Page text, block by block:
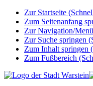
Zur Startseite
Zum Seitenanfang
Zur Navigation/
Zur Suche springen
Zum Inhalt springen
Zum Fußbereich